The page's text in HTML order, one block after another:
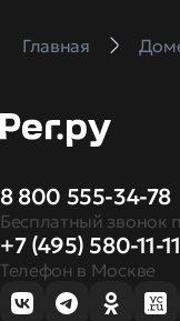
Главная
8 800 555-34-78
Бесплатный звонок
+7 (495) 580-11-11
Телефон в Москве